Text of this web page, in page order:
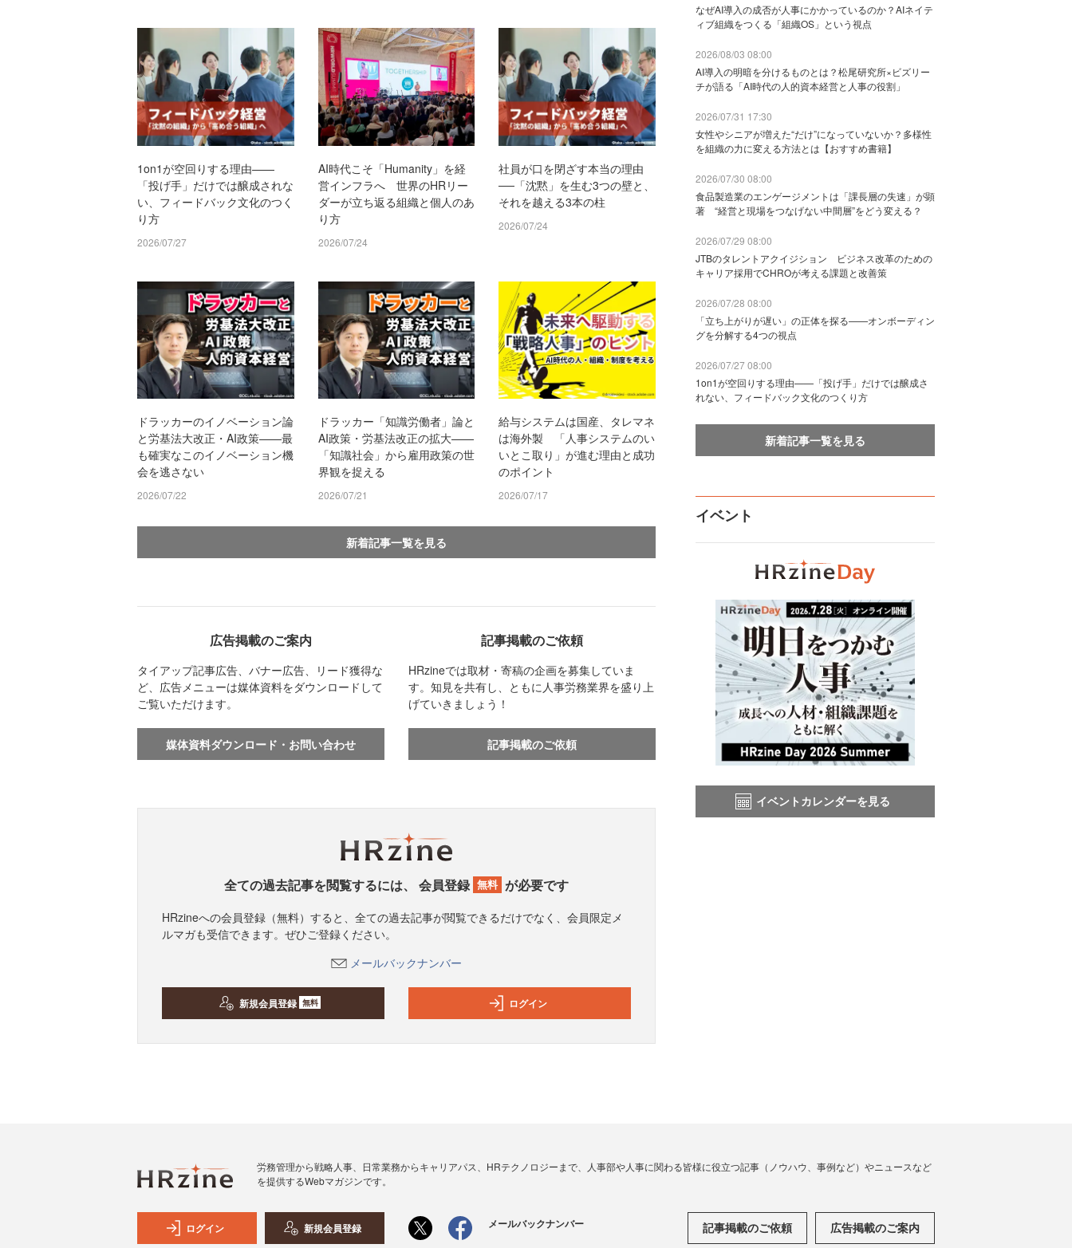
1on1が空回りする理由——
「投げ手」だけでは醸成されな
い、フィードバック文化のつく
り方
2026/07/27
AI時代こそ「Humanity」を経
営インフラへ 世界のHRリー
ダーが立ち返る組織と個人のあ
り方
2026/07/24
社員が口を閉ざす本当の理由
──「沈黙」を生む3つの壁と、
それを越える3本の柱
2026/07/24
ドラッカーのイノベーション論
と労基法大改正・AI政策——最
も確実なこのイノベーション機
会を逃さない
2026/07/22
ドラッカー「知識労働者」論と
AI政策・労基法改正の拡大——
「知識社会」から雇用政策の世
界観を捉える
2026/07/21
給与システムは国産、タレマネ
は海外製 「人事システムのい
いとこ取り」が進む理由と成功
のポイント
2026/07/17
新着記事一覧を見る
広告掲載のご案内
タイアップ記事広告、バナー広告、リード獲得な
ど、広告メニューは媒体資料をダウンロードして
ご覧いただけます。
媒体資料ダウンロード・お問い合わせ
記事掲載のご依頼
HRzineでは取材・寄稿の企画を募集していま
す。知見を共有し、ともに人事労務業界を盛り上
げていきましょう！
記事掲載のご依頼
全ての過去記事を閲覧するには、 会員登録 無料 が必要です
HRzineへの会員登録（無料）すると、全ての過去記事が閲覧できるだけでなく、会員限定メ
ルマガも受信できます。ぜひご登録ください。
メールバックナンバー
新規会員登録 無料 ログイン
なぜAI導入の成否が人事にかかっているのか？AIネイテ
ィブ組織をつくる「組織OS」という視点
2026/08/03 08:00
AI導入の明暗を分けるものとは？松尾研究所×ビズリー
チが語る「AI時代の人的資本経営と人事の役割」
2026/07/31 17:30
女性やシニアが増えた“だけ”になっていないか？多様性
を組織の力に変える方法とは【おすすめ書籍】
2026/07/30 08:00
食品製造業のエンゲージメントは「課長層の失速」が顕
著 “経営と現場をつなげない中間層”をどう変える？
2026/07/29 08:00
JTBのタレントアクイジション ビジネス改革のための
キャリア採用でCHROが考える課題と改善策
2026/07/28 08:00
「立ち上がりが遅い」の正体を探る——オンボーディン
グを分解する4つの視点
2026/07/27 08:00
1on1が空回りする理由——「投げ手」だけでは醸成さ
れない、フィードバック文化のつくり方
新着記事一覧を見る
イベント
イベントカレンダーを見る
労務管理から戦略人事、日常業務からキャリアパス、HRテクノロジーまで、人事部や人事に関わる皆様に役立つ記事（ノウハウ、事例など）やニュースなど
を提供するWebマガジンです。
ログイン 新規会員登録 メールバックナンバー 記事掲載のご依頼 広告掲載のご案内